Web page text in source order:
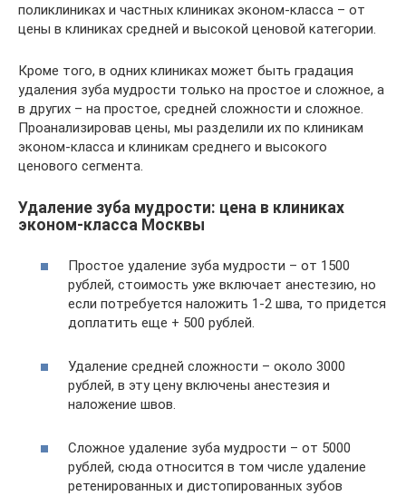
поликлиниках и частных клиниках эконом-класса – от
цены в клиниках средней и высокой ценовой категории.
Кроме того, в одних клиниках может быть градация
удаления зуба мудрости только на простое и сложное, а
в других – на простое, средней сложности и сложное.
Проанализировав цены, мы разделили их по клиникам
эконом-класса и клиникам среднего и высокого
ценового сегмента.
Удаление зуба мудрости: цена в клиниках
эконом-класса Москвы
Простое удаление зуба мудрости – от 1500
рублей, стоимость уже включает анестезию, но
если потребуется наложить 1-2 шва, то придется
доплатить еще + 500 рублей.
Удаление средней сложности – около 3000
рублей, в эту цену включены анестезия и
наложение швов.
Сложное удаление зуба мудрости – от 5000
рублей, сюда относится в том числе удаление
ретенированных и дистопированных зубов